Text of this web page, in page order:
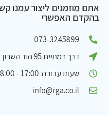
אתם מוזמנים ליצור עמנו
בהקדם האפשרי
073-3245899
דרך רמתיים 95 הוד השרון
שעות עבודה: 17:00 - 08:00
info@rga.co.il